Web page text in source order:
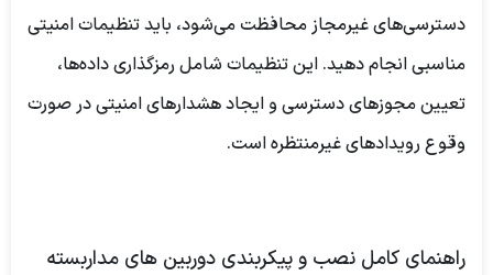
دسترسی‌های غیرمجاز محافظت می‌شود، باید تنظیمات امنیتی
مناسبی انجام دهید. این تنظیمات شامل رمزگذاری داده‌ها،
تعیین مجوزهای دسترسی و ایجاد هشدارهای امنیتی در صورت
وقوع رویدادهای غیرمنتظره است.
راهنمای کامل نصب و پیکربندی دوربین های مداربسته